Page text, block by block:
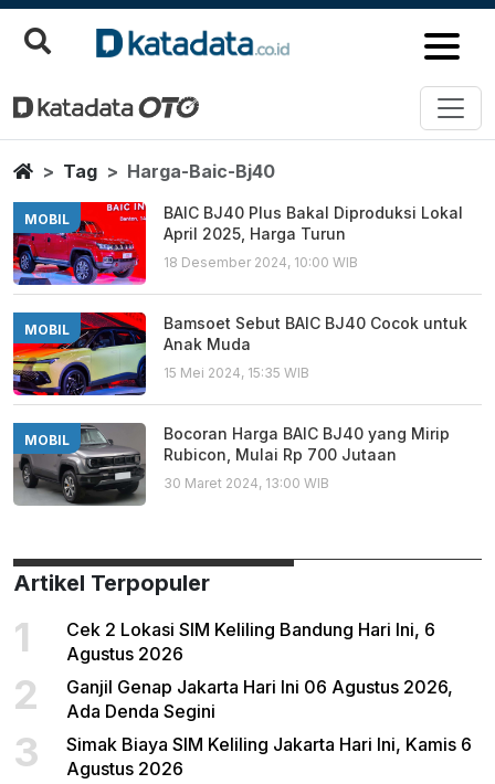
Harga Baic Bj40
Berita Terbaru
HomeTag Harga-Baic-Bj40
MOBIL
BAIC BJ40 Plus Bakal Diproduksi Lokal
April 2025, Harga Turun
18 Desember 2024, 10:00 WIB
MOBIL
Bamsoet Sebut BAIC BJ40 Cocok untuk
Anak Muda
15 Mei 2024, 15:35 WIB
MOBIL
Bocoran Harga BAIC BJ40 yang Mirip
Rubicon, Mulai Rp 700 Jutaan
30 Maret 2024, 13:00 WIB
Artikel Terpopuler
1
Cek 2 Lokasi SIM Keliling Bandung Hari Ini, 6
Agustus 2026
2
Ganjil Genap Jakarta Hari Ini 06 Agustus 2026,
Ada Denda Segini
3
Simak Biaya SIM Keliling Jakarta Hari Ini, Kamis 6
Agustus 2026